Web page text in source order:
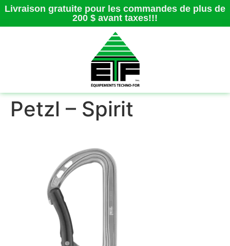
Livraison gratuite pour les commandes de plus de
200 $ avant taxes!!!
Petzl – Spirit